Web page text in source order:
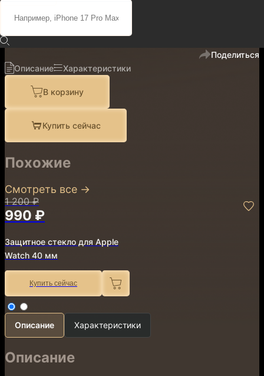
1 200 ₽990 ₽
Поделиться
Описание
Характеристики
В корзину
Купить сейчас
Похожие
Смотреть все →
1 200 ₽
990 ₽
Защитное стекло для Apple
Watch 40 мм
Купить сейчас
Описание Характеристики
Описание